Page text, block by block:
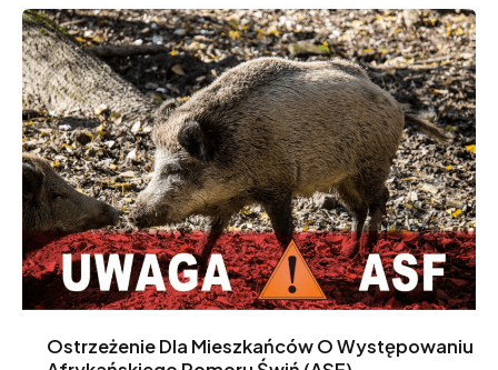
Ostrzeżenie Dla Mieszkańców O Występowaniu